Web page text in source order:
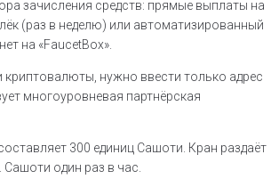
зачисления средств: прямые выплаты на
(раз в неделю) или автоматизированный
на «FaucetBox».
нужно ввести только адрес
многоуровневая партнёрская
300 единиц Сашоти. Кран раздаёт
один раз в час.